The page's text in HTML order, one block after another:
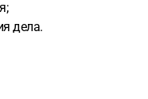
дела.